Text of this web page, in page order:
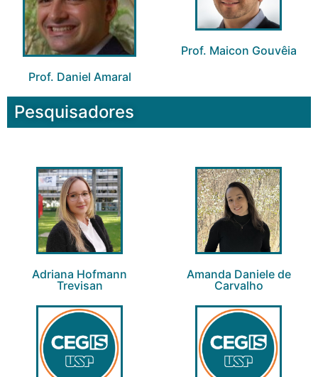
Prof. Daniel Amaral
Prof. Maicon Gouvêia
Pesquisadores
Adriana Hofmann
Trevisan
Amanda Daniele de
Carvalho